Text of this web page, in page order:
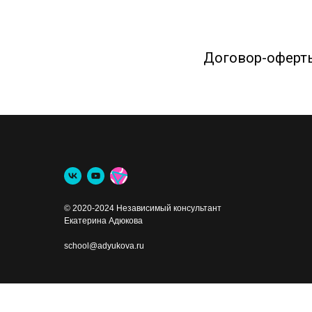
Договор-
© 2020-2024 Независимый консультант
Екатерина Адюкова
school@adyukova.ru